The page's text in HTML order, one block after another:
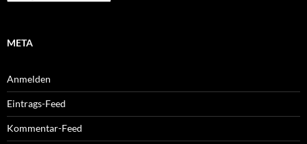
META
Anmelden
Eintrags-Feed
Kommentar-Feed